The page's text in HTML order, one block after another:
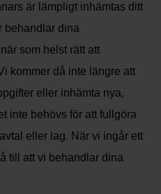
är lämpligt inhämtas ditt
behandlar dina
som helst rätt att
kommer då inte längre att
eller inhämta nya,
inte behövs för att fullgöra
eller lag. När vi ingår ett
till att vi behandlar dina